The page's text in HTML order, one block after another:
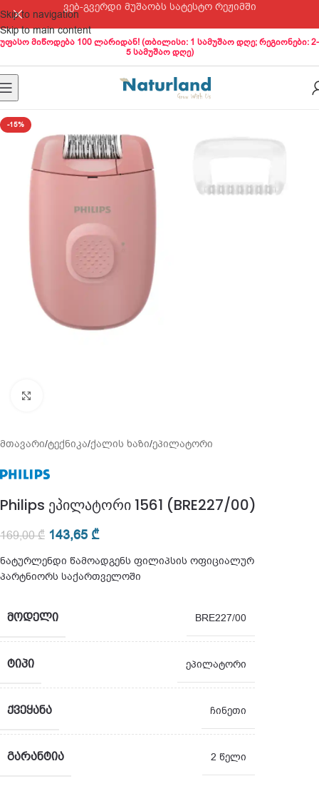
Skip to navigation
Skip to main content
ვებ-გვერდი მუშაობს სატესტო რეჟიმში
უფასო მიწოდება 100 ლარიდან! (თბილისი: 1 სამუშაო დღე; რეგიონები: 2-
5 სამუშაო დღე)
-15%
მთავარი/ტექნიკა/ქალის ხაზი/ეპილატორი
Philips ეპილატორი 1561 (BRE227/00)
169,00₾ 143,65 ₾
ნატურლენდი წამოადგენს ფილიპსის ოფიციალურ
პარტნიორს საქართველოში
ᲛᲝᲓᲔᲚᲘ BRE227/00
ᲢᲘᲞᲘ ეპილატორი
ᲥᲕᲔᲧᲐᲜᲐ ჩინეთი
ᲒᲐᲠᲐᲜᲢᲘᲐ 2 წელი